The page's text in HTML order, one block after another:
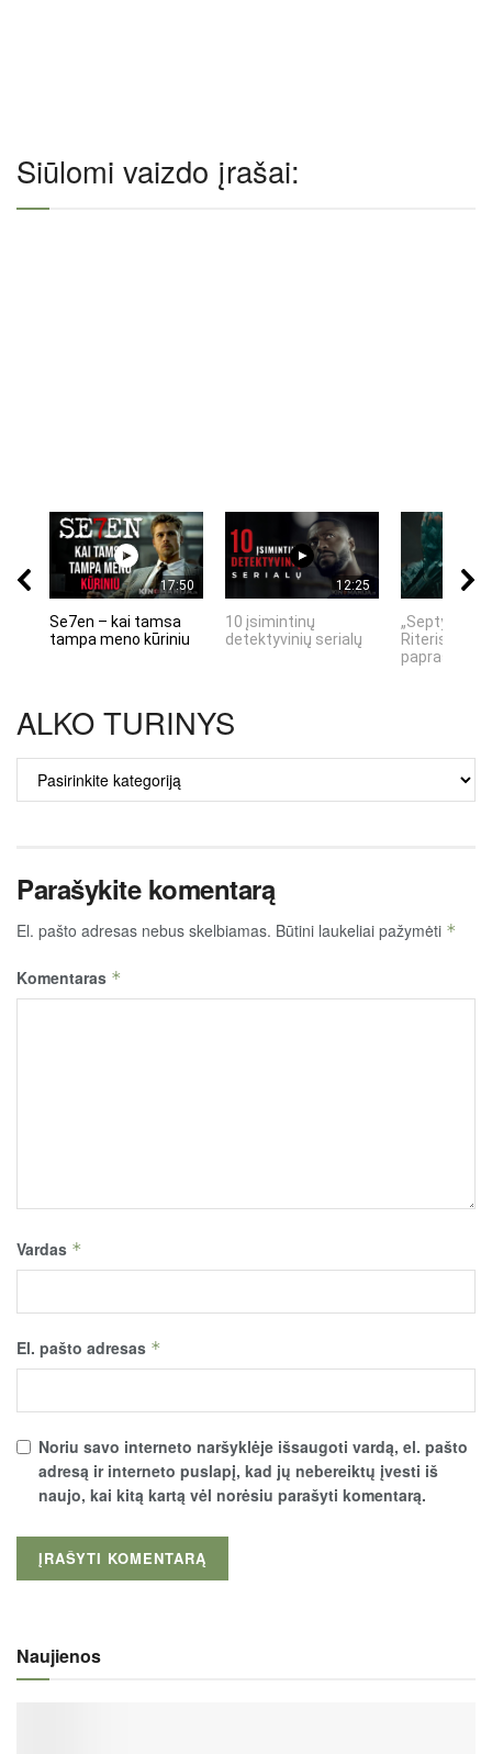
Siūlomi vaizdo įrašai:
17:50
Se7en – kai tamsa
tampa meno kūriniu
12:25
10 įsimintinų
detektyvinių serialų
„Septynių
Riteris" – kai
ALKO TURINYS
ALKO
TURINYS
Parašykite komentarą
El. pašto adresas nebus skelbiamas. Būtini laukeliai pažymėti *
Komentaras *
Vardas *
El. pašto adresas *
Noriu savo interneto naršyklėje išsaugoti vardą, el. pašto
adresą ir interneto puslapį, kad jų nebereiktų įvesti iš
naujo, kai kitą kartą vėl norėsiu parašyti komentarą.
Naujienos